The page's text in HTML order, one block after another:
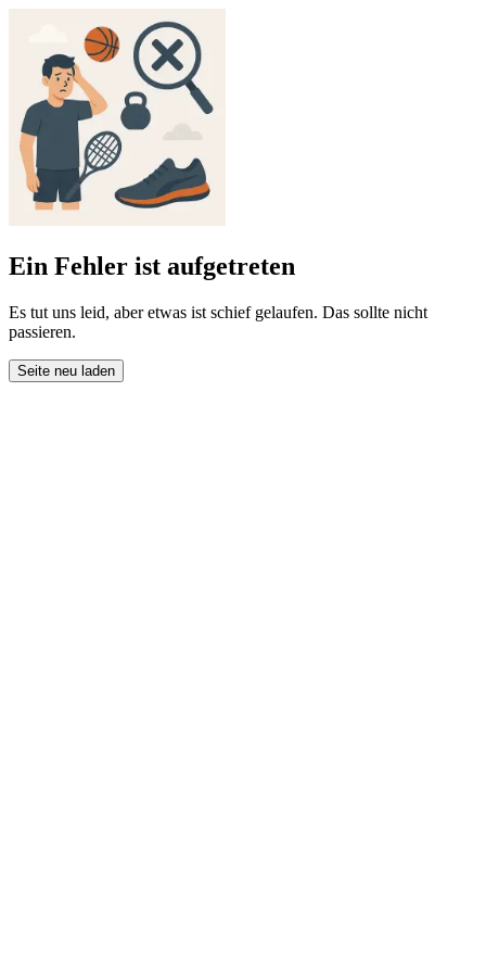
Ein Fehler ist aufgetreten
Es tut uns leid, aber etwas ist schief gelaufen. Das sollte nicht
passieren.
Seite neu laden